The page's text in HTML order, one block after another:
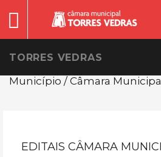
TORRES VEDRAS
Município / Câmara
EDITAIS CÂMARA